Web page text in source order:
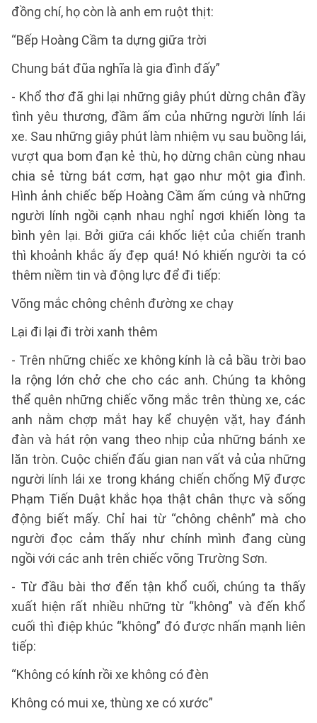
đồng chí, họ còn là anh em ruột thịt:
“Bếp Hoàng Cầm ta dựng giữa trời
Chung bát đũa nghĩa là gia đình đấy”
- Khổ thơ đã ghi lại những giây phút dừng chân đầy
tình yêu thương, đầm ấm của những người lính lái
xe. Sau những giây phút làm nhiệm vụ sau buồng lái,
vượt qua bom đạn kẻ thù, họ dừng chân cùng nhau
chia sẻ từng bát cơm, hạt gạo như một gia đình.
Hình ảnh chiếc bếp Hoàng Cầm ấm cúng và những
người lính ngồi cạnh nhau nghỉ ngơi khiến lòng ta
bình yên lại. Bởi giữa cái khốc liệt của chiến tranh
thì khoảnh khắc ấy đẹp quá! Nó khiến người ta có
thêm niềm tin và động lực để đi tiếp:
Võng mắc chông chênh đường xe chạy
Lại đi lại đi trời xanh thêm
- Trên những chiếc xe không kính là cả bầu trời bao
la rộng lớn chở che cho các anh. Chúng ta không
thể quên những chiếc võng mắc trên thùng xe, các
anh nằm chợp mắt hay kể chuyện vặt, hay đánh
đàn và hát rộn vang theo nhịp của những bánh xe
lăn tròn. Cuộc chiến đấu gian nan vất vả của những
người lính lái xe trong kháng chiến chống Mỹ được
Phạm Tiến Duật khắc họa thật chân thực và sống
động biết mấy. Chỉ hai từ “chông chênh” mà cho
người đọc cảm thấy như chính mình đang cùng
ngồi với các anh trên chiếc võng Trường Sơn.
- Từ đầu bài thơ đến tận khổ cuối, chúng ta thấy
xuất hiện rất nhiều những từ “không” và đến khổ
cuối thì điệp khúc “không” đó được nhấn mạnh liên
tiếp:
“Không có kính rồi xe không có đèn
Không có mui xe, thùng xe có xước”